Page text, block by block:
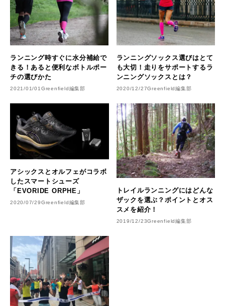
ランニング時すぐに水分補給で
きる！あると便利なボトルポー
チの選びかた
2021/01/01Greenfield編集部
ランニングソックス選びはとて
も大切！走りをサポートするラ
ンニングソックスとは？
2020/12/27Greenfield編集部
アシックスとオルフェがコラボ
したスマートシューズ
「EVORIDE ORPHE」
2020/07/29Greenfield編集部
トレイルランニングにはどんな
ザックを選ぶ？ポイントとオス
スメを紹介！
2019/12/23Greenfield編集部